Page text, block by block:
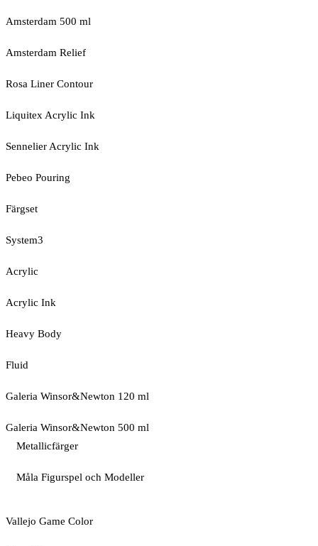
Amsterdam 500 ml
Amsterdam Relief
Rosa Liner Contour
Liquitex Acrylic Ink
Sennelier Acrylic Ink
Pebeo Pouring
Färgset
System3
Acrylic
Acrylic Ink
Heavy Body
Fluid
Galeria Winsor&Newton 120 ml
Galeria Winsor&Newton 500 ml
Metallicfärger
Måla Figurspel och Modeller
Vallejo Game Color